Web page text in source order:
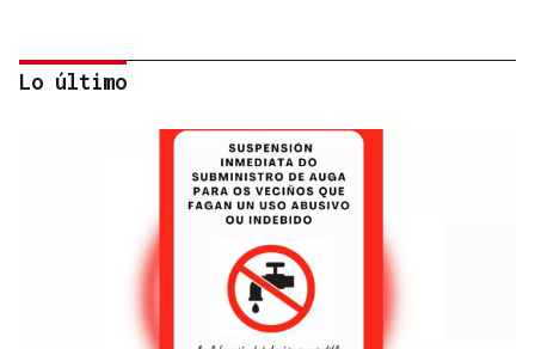
No es un adiós, es un hasta siempre, querida Marila
Lo último